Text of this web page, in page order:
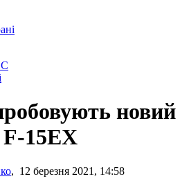
новий
15EX
, 12 березня 2021, 14:58